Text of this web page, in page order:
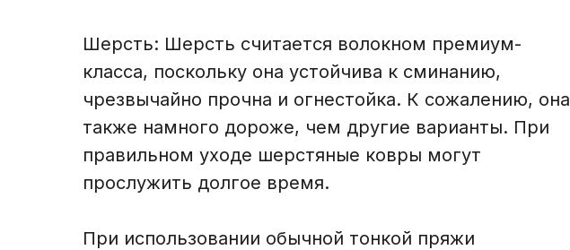
Шерсть: Шерсть считается волокном премиум-
класса, поскольку она устойчива к сминанию,
чрезвычайно прочна и огнестойка. К сожалению, она
также намного дороже, чем другие варианты. При
правильном уходе шерстяные ковры могут
прослужить долгое время.
При использовании обычной тонкой пряжи